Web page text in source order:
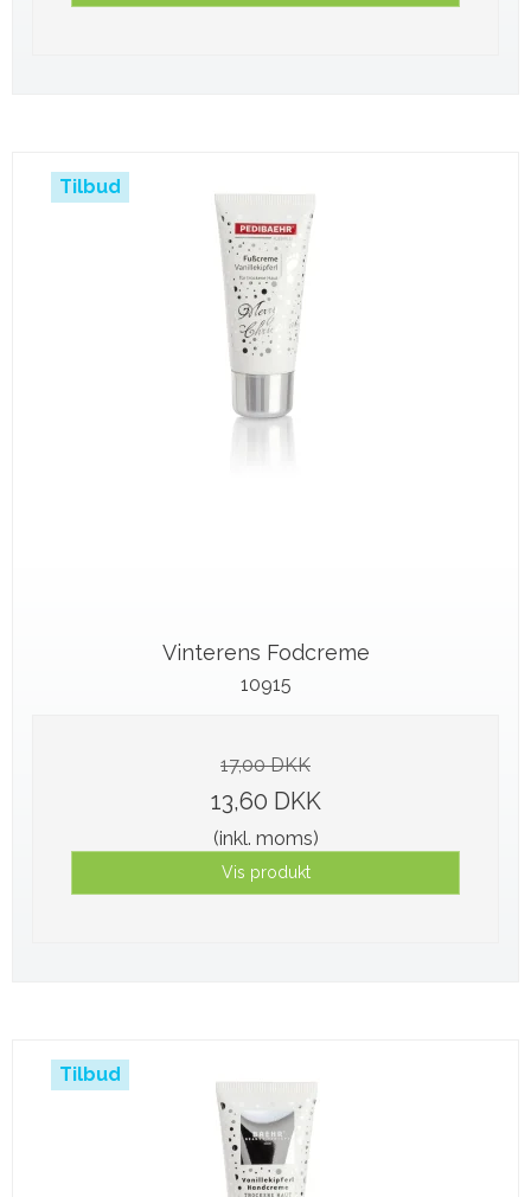
Tilbud
Vinterens Fodcreme
10915
17,00 DKK
13,60 DKK
(inkl. moms)
Vis produkt
Tilbud